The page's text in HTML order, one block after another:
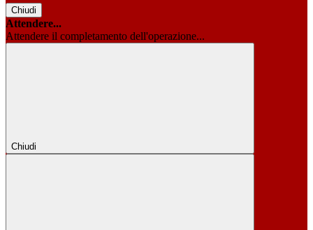
Chiudi
Attendere...
Attendere il completamento dell'operazione...
Chiudi